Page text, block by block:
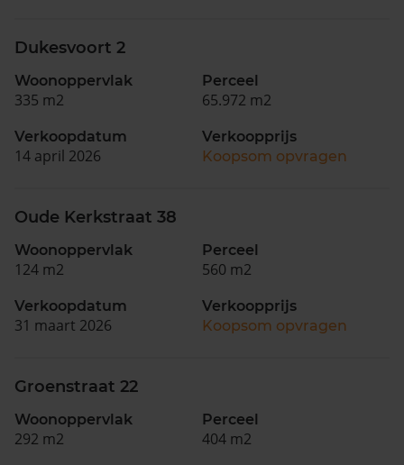
Dukesvoort 2
Woonoppervlak
335 m2
Perceel
65.972 m2
Verkoopdatum
14 april 2026
Verkoopprijs
Koopsom opvragen
Oude Kerkstraat 38
Woonoppervlak
124 m2
Perceel
560 m2
Verkoopdatum
31 maart 2026
Verkoopprijs
Koopsom opvragen
Groenstraat 22
Woonoppervlak
292 m2
Perceel
404 m2